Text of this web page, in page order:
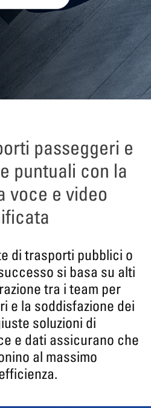
passeggeri e
puntuali con la
voce e video
di trasporti pubblici o
si basa su alti
tra i team per
e la soddisfazione dei
soluzioni di
e dati assicurano che
al massimo